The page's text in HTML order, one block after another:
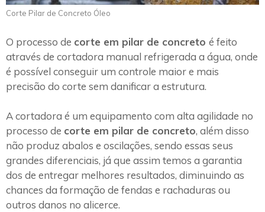
Corte Pilar de Concreto Óleo
O processo de corte em pilar de concreto é feito
através de cortadora manual refrigerada a água, onde
é possível conseguir um controle maior e mais
precisão do corte sem danificar a estrutura.
A cortadora é um equipamento com alta agilidade no
processo de corte em pilar de concreto, além disso
não produz abalos e oscilações, sendo essas seus
grandes diferenciais, já que assim temos a garantia
dos de entregar melhores resultados, diminuindo as
chances da formação de fendas e rachaduras ou
outros danos no alicerce.